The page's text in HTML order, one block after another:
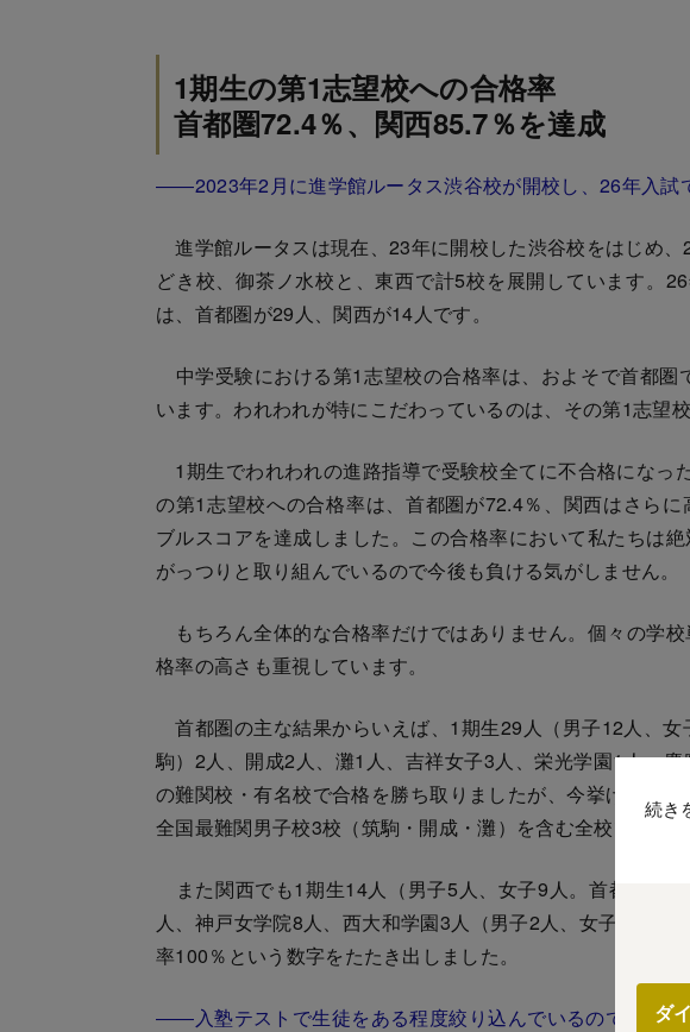
1期生の第1志望校への合格率
首都圏72.4％、関西85.7％を達成
――2023年2月に進学館ルータス渋谷校が開校し、26年入試
進学館ルータスは現在、23年に開校した渋谷校をはじめ
どき校、御茶ノ水校と、東西で計5校を展開しています。
は、首都圏が29人、関西が14人です。
中学受験における第1志望校の合格率は、およそで首都圏
います。われわれが特にこだわっているのは、その第1志望
1期生でわれわれの進路指導で受験校全てに不合格になっ
の第1志望校への合格率は、首都圏が72.4％、関西はさら
ブルスコアを達成しました。この合格率において私たちは
がっつりと取り組んでいるので今後も負ける気がしません。
もちろん全体的な合格率だけではありません。個々の学
格率の高さも重視しています。
首都圏の主な結果からいえば、1期生29人（男子12人、
駒）2人、開成2人、灘1人、吉祥女子3人、栄光学園1人、
の難関校・有名校で合格を勝ち取りましたが、今挙げた学校
全国最難関男子校3校（筑駒・開成・灘）を含む全校で100％
また関西でも1期生14人（男子5人、女子9人。首都圏の1
人、神戸女学院8人、西大和学園3人（男子2人、女子1人）
率100％という数字をたたき出しました。
――入塾テストで生徒をある程度絞り込んでいるのでしょ
続き
ダ